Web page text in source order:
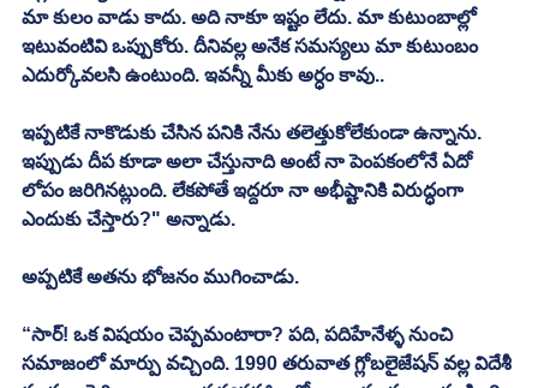
మా కులం వాడు కాదు. అది నాకూ ఇష్టం లేదు. మా కుటుంబాల్లో
ఇటువంటివి ఒప్పుకోరు. దీనివల్ల అనేక సమస్యలు మా కుటుంబం
ఎదుర్కోవలసి ఉంటుంది. ఇవన్నీ మీకు అర్ధం కావు..
ఇప్పటికే నాకొడుకు చేసిన పనికి నేను తలెత్తుకోలేకుండా ఉన్నాను.
ఇప్పుడు దీప కూడా అలా చేస్తునాది అంటే నా పెంపకంలోనే ఏదో
లోపం జరిగినట్లుంది. లేకపోతే ఇద్దరూ నా అభీష్టానికి విరుద్ధంగా
ఎందుకు చేస్తారు?" అన్నాడు.
అప్పటికే అతను భోజనం ముగించాడు.
“సార్! ఒక విషయం చెప్పమంటారా? పది, పదిహేనేళ్ళ నుంచి
సమాజంలో మార్పు వచ్చింది. 1990 తరువాత గ్లోబలైజేషన్ వల్ల విదేశీ